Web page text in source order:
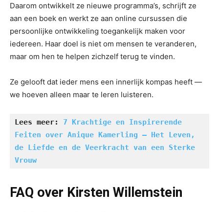
Daarom ontwikkelt ze nieuwe programma’s, schrijft ze
aan een boek en werkt ze aan online cursussen die
persoonlijke ontwikkeling toegankelijk maken voor
iedereen. Haar doel is niet om mensen te veranderen,
maar om hen te helpen zichzelf terug te vinden.
Ze gelooft dat ieder mens een innerlijk kompas heeft —
we hoeven alleen maar te leren luisteren.
Lees meer:
7 Krachtige en Inspirerende
Feiten over Anique Kamerling – Het Leven,
de Liefde en de Veerkracht van een Sterke
Vrouw
FAQ over Kirsten Willemstein